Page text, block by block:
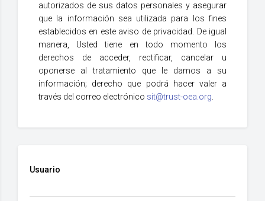
autorizados de sus datos personales y asegurar
que la información sea utilizada para los fines
establecidos en este aviso de privacidad. De igual
manera, Usted tiene en todo momento los
derechos de acceder, rectificar, cancelar u
oponerse al tratamiento que le damos a su
información; derecho que podrá hacer valer a
través del correo electrónico sit@trust-oea.org
Usuario